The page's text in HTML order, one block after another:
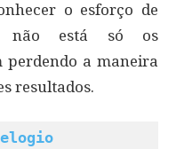
o esforço de
não está só os
perdendo a maneira
resultados.